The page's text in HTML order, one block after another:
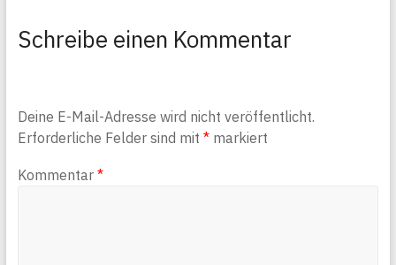
Schreibe einen Kommentar
Deine E-Mail-Adresse wird nicht veröffentlicht.
Erforderliche Felder sind mit *markiert
Kommentar *